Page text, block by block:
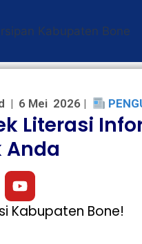
| 6 Mei 2026 |
Literasi
Anda
Kabupaten Bone!